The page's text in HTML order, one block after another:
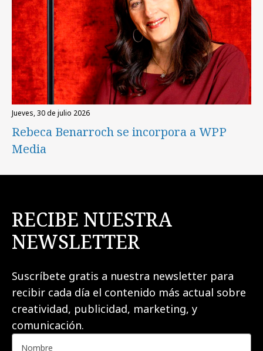
jueves, 30 de julio 2026
Rebeca Benarroch se incorpora a WPP
Media
RECIBE NUESTRA
NEWSLETTER
Suscríbete gratis a nuestra newsletter para
recibir cada día el contenido más actual sobre
creatividad, publicidad, marketing, y
comunicación.